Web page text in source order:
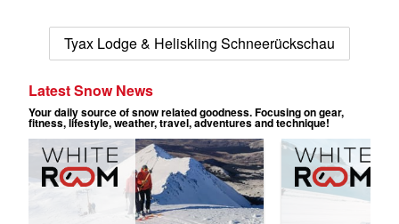
Tyax Lodge & Heliskiing Schneerückschau